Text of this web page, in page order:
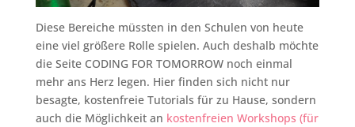
Diese Bereiche müssten in den Schulen von heute
eine viel größere Rolle spielen. Auch deshalb möchte
die Seite CODING FOR TOMORROW noch einmal
mehr ans Herz legen. Hier finden sich nicht nur
besagte, kostenfreie Tutorials für zu Hause, sondern
auch die Möglichkeit an kostenfreien Workshops (für